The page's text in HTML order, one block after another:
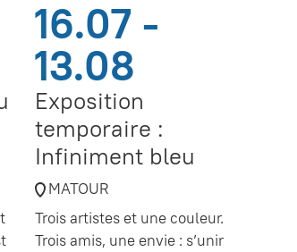
16.07 -
13.08
Exposition
temporaire :
Infiniment bleu
MATOUR
Trois artistes et une couleur.
Trois amis, une envie : s’unir